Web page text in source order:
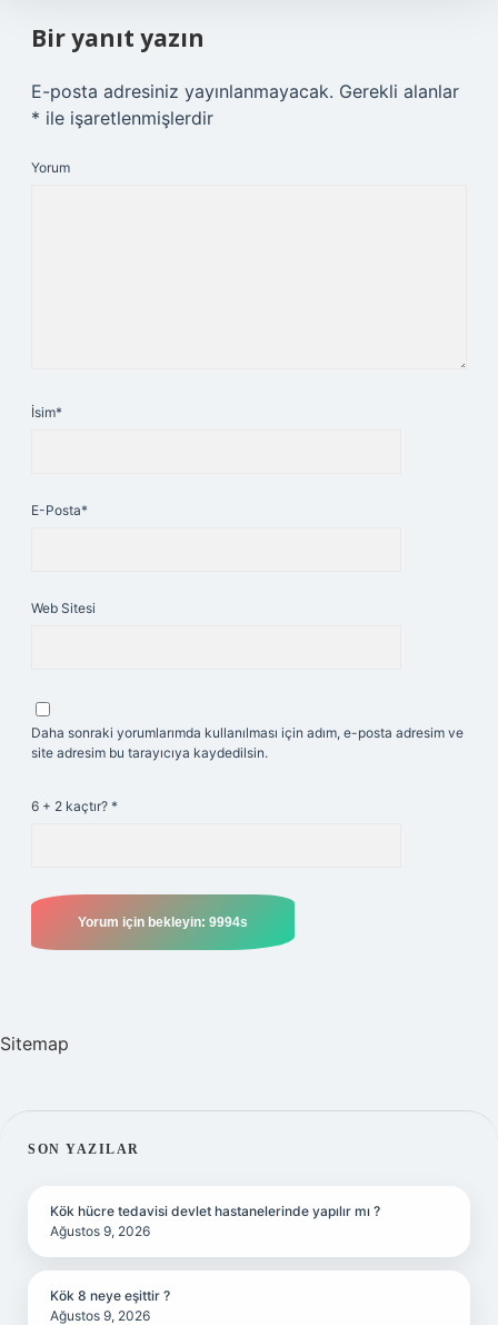
Bir yanıt yazın
E-posta adresiniz yayınlanmayacak. Gerekli alanlar
* ile işaretlenmişlerdir
Yorum
İsim*
E-Posta*
Web Sitesi
Daha sonraki yorumlarımda kullanılması için adım, e-posta adresim ve
site adresim bu tarayıcıya kaydedilsin.
6 + 2 kaçtır? *
Sitemap
SIDEBAR
SON YAZILAR
Kök hücre tedavisi devlet hastanelerinde yapılır mı ?
Ağustos 9, 2026
Kök 8 neye eşittir ?
Ağustos 9, 2026